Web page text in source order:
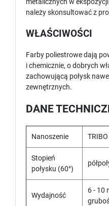
należy skonsultować z
WŁAŚCIWOŚCI
Farby poliestrowe dają
i chemicznie, o dobrych
zachowującą połysk
zewnętrznych.
DANE
Nanoszenie
Stopień
połysku (60°)
Wydajność
6 - 10